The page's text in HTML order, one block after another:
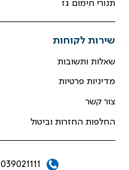
תנורי חימום גז
שירות לקוחות
שאלות ותשובות
מדיניות פרטיות
צור קשר
החלפות החזרות וביטול
039021111